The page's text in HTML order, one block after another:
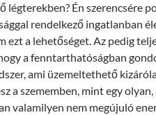
légterekben? Én szerencsére
rendelkező ingatlanban
ezt a lehetőséget. Az pedig
a fenntarthatóságban
ami üzemeltethető
a szememben, mint egy
valamilyen nem megújuló